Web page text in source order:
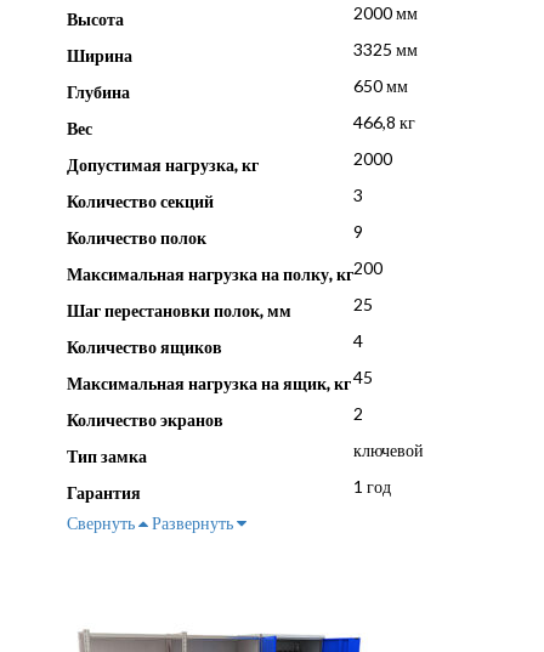
Высота
2000 мм
Ширина 3325 мм
Глубина 650 мм
Вес 466,8 кг
Допустимая нагрузка, кг 2000
Количество секций 3
Количество полок 9
Максимальная нагрузка на полку, кг200
Шаг перестановки полок, мм 25
Количество ящиков 4
Максимальная нагрузка на ящик, кг45
Количество экранов 2
Тип замка ключевой
Гарантия
1 год
Свернуть
Развернуть